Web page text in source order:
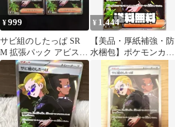
¥999
サビ組のしたっぱ SR
M 拡張パック アビスア
イ キラ 110/081
¥ 1,444
【美品・厚紙補強・防
水梱包】ポケモンカー
ド サビ組のしたっぱ
【SR】{110/081}
[M5] 1枚